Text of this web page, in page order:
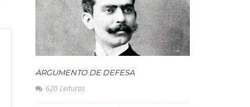
ARGUMENTO DE DEFESA
620 Leituras